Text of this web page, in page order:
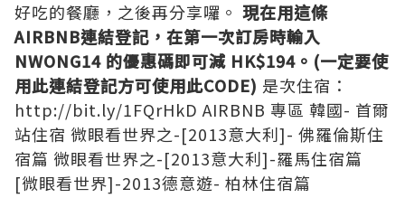
好吃的餐廳，之後再分享囉。 現在用這條
AIRBNB連結登記，在第一次訂房時輸入
NWONG14 的優惠碼即可減 HK$194。(一定要使
用此連結登記方可使用此CODE) 是次住宿：
http://bit.ly/1FQrHkD AIRBNB 專區 韓國- 首爾
站住宿 微眼看世界之-[2013意大利]- 佛羅倫斯住
宿篇 微眼看世界之-[2013意大利]-羅馬住宿篇
[微眼看世界]-2013德意遊- 柏林住宿篇